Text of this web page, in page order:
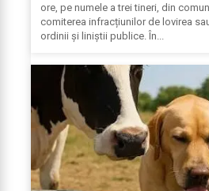
ore, pe numele a trei tineri, din
comiterea infracțiunilor de lovirea
ordinii și liniștii publice. În...